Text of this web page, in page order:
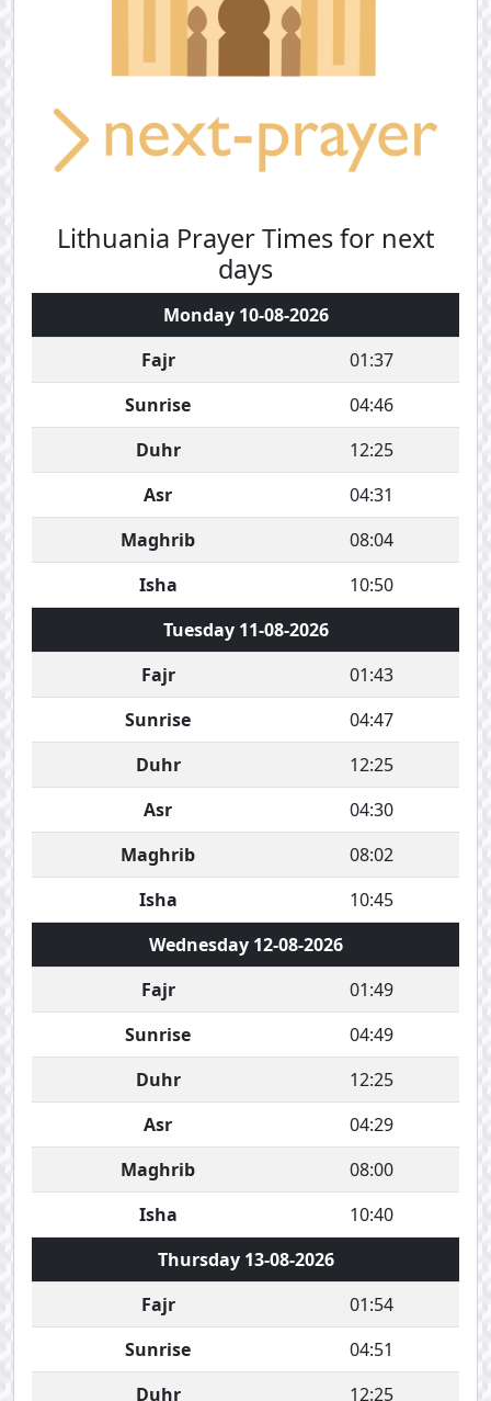
Lithuania Prayer Times for next
days
Monday 10-08-2026
Fajr
01:37
Sunrise
04:46
Duhr
12:25
Asr
04:31
Maghrib
08:04
Isha
10:50
Tuesday 11-08-2026
Fajr
01:43
Sunrise
04:47
Duhr
12:25
Asr
04:30
Maghrib
08:02
Isha
10:45
Wednesday 12-08-2026
Fajr
01:49
Sunrise
04:49
Duhr
12:25
Asr
04:29
Maghrib
08:00
Isha
10:40
Thursday 13-08-2026
Fajr
01:54
Sunrise
04:51
Duhr
12:25